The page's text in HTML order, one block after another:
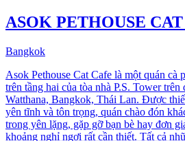
ASOK PETHOUSE
Bangkok
Asok Pethouse Cat Cafe là một quán cà
trên tầng hai của tòa nhà P.S. Tower
Watthana, Bangkok, Thái Lan. Được
yên tĩnh và tôn trọng, quán chào đón
trong yên lặng, gặp gỡ bạn bè hay đơn
khoảng nghỉ ngơi rất cần thiết. Tất cả